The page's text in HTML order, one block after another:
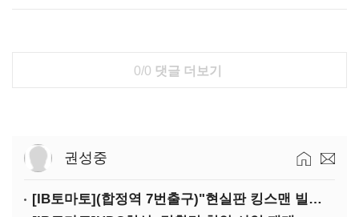
0/0 댓글 더보기
권성중
[IB토마토](합정역 7번출구)"현실판 킹스맨 빌런?"…일론 머스크의 양면성